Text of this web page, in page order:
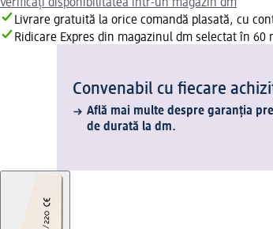
Verificați disponibilitatea într-un magazin dm
Livrare gratuită la orice comandă plasată, cu
Ridicare Expres din magazinul dm selectat în 60
Convenabil cu fiecare
Află mai multe despre garanția
de durată la dm.